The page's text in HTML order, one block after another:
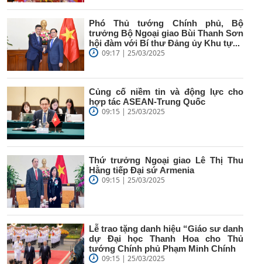
Phó Thủ tướng Chính phủ, Bộ
trưởng Bộ Ngoại giao Bùi Thanh Sơn
hội đàm với Bí thư Đảng ủy Khu tự...
09:17 | 25/03/2025
Củng cố niềm tin và động lực cho
hợp tác ASEAN-Trung Quốc
09:15 | 25/03/2025
Thứ trưởng Ngoại giao Lê Thị Thu
Hằng tiếp Đại sứ Armenia
09:15 | 25/03/2025
Lễ trao tặng danh hiệu “Giáo sư danh
dự Đại học Thanh Hoa cho Thủ
tướng Chính phủ Phạm Minh Chính
09:15 | 25/03/2025